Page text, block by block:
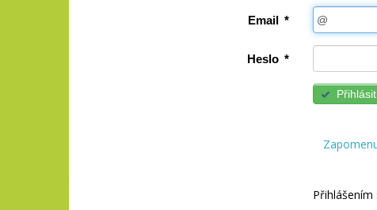
Email *
Heslo *